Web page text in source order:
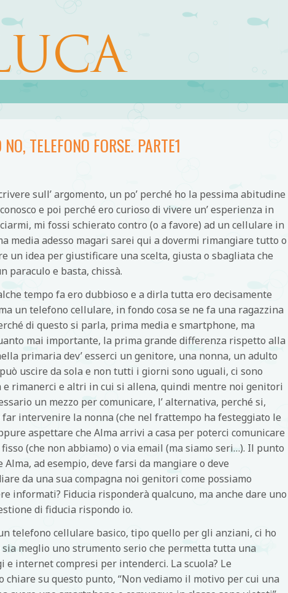
TELEFONO FORSE. PARTE1
sull’ argomento, un po’ perché ho la pessima abitudine
e poi perché ero curioso di vivere un’ esperienza in
mi fossi schierato contro (o a favore) ad un cellulare in
media adesso magari sarei qui a dovermi rimangiare tutto o
un idea per giustificare una scelta, giusta o sbagliata che
paraculo e basta, chissà.
tempo fa ero dubbioso e a dirla tutta ero decisamente
un telefono cellulare, in fondo cosa se ne fa una ragazzina
di questo si parla, prima media e smartphone, ma
mai importante, la prima grande differenza rispetto alla
primaria dev’ esserci un genitore, una nonna, un adulto
uscire da sola e non tutti i giorni sono uguali, ci sono
e rimanerci e altri in cui si allena, quindi mentre noi genitori
un mezzo per comunicare, l’ alternativa, perché si,
intervenire la nonna (che nel frattempo ha festeggiato le
aspettare che Alma arrivi a casa per poterci comunicare
(che non abbiamo) o via email (ma siamo seri…). Il punto
ad esempio, deve farsi da mangiare o deve
da una sua compagna noi genitori come possiamo
informati? Fiducia risponderà qualcuno, ma anche dare uno
di fiducia rispondo io.
telefono cellulare basico, tipo quello per gli anziani, ci ho
sia meglio uno strumento serio che permetta tutta una
e internet compresi per intenderci. La scuola? Le
chiare su questo punto, “Non vediamo il motivo per cui una